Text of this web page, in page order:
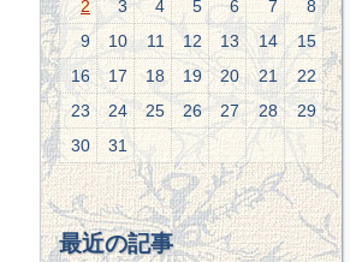
2
3 4 5 6 7
8
9
10 11 12 13 14
15
16
17 18 19 20 21
22
23
24 25 26 27 28
29
30
31
最近の記事